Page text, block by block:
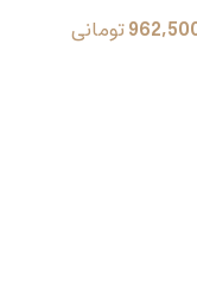
تومانی